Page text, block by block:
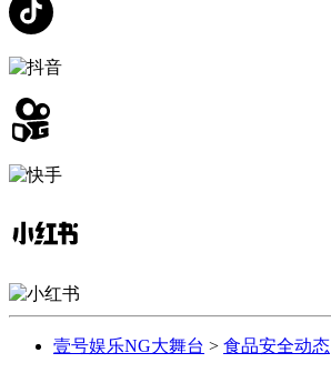
壹号娱乐NG大舞台 > 食品安全动态